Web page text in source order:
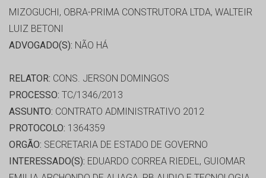
MIZOGUCHI, OBRA-PRIMA CONSTRUTORA LTDA, WALTEIR
LUIZ BETONI
ADVOGADO(S): NÃO HÁ
RELATOR: CONS. JERSON DOMINGOS
PROCESSO: TC/1346/2013
ASSUNTO: CONTRATO ADMINISTRATIVO 2012
PROTOCOLO: 1364359
ORGÃO: SECRETARIA DE ESTADO DE GOVERNO
INTERESSADO(S): EDUARDO CORREA RIEDEL, GUIOMAR